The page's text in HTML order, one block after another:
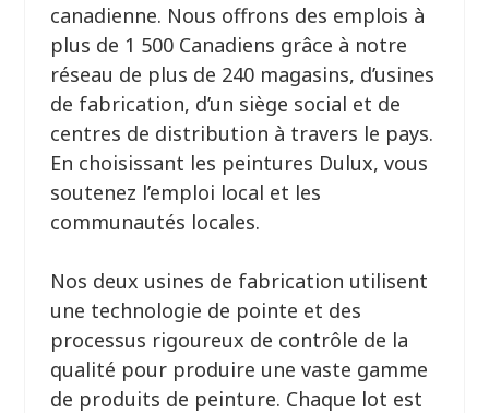
canadienne. Nous offrons des emplois à
plus de 1 500 Canadiens grâce à notre
réseau de plus de 240 magasins, d’usines
de fabrication, d’un siège social et de
centres de distribution à travers le pays.
En choisissant les peintures Dulux, vous
soutenez l’emploi local et les
communautés locales.
Nos deux usines de fabrication utilisent
une technologie de pointe et des
processus rigoureux de contrôle de la
qualité pour produire une vaste gamme
de produits de peinture. Chaque lot est